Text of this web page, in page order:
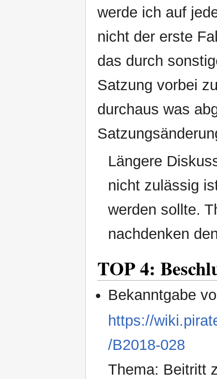
werde ich auf
nicht der erste
das durch
Satzung vorbei
durchaus was
Längere
nicht zulässig
werden sollte.
nachdenken
TOP 4:
Bekanntgabe
https://
/B2018-028
Thema: Beitritt